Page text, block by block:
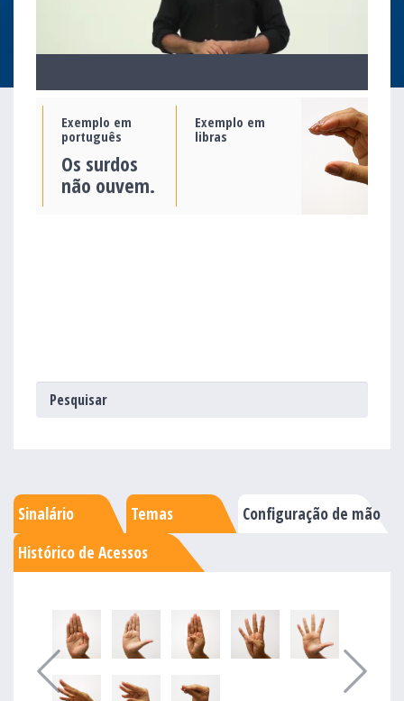
Exemplo em
português
Os surdos
não ouvem.
Exemplo em
libras
Sinalário Temas
Configuração de mão
Histórico de Acessos